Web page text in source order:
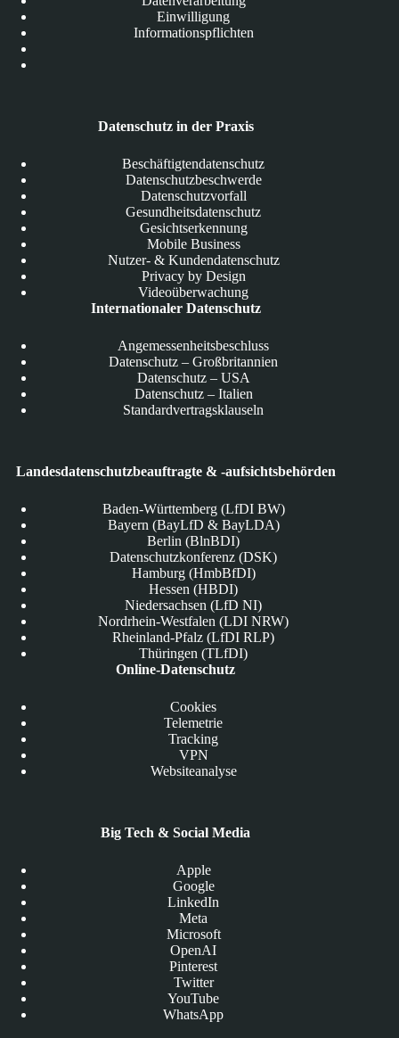
Einwilligung
Informationspflichten
Datenschutz in der Praxis
Beschäftigtendatenschutz
Datenschutzbeschwerde
Datenschutzvorfall
Gesundheitsdatenschutz
Gesichtserkennung
Mobile Business
Nutzer- & Kundendatenschutz
Privacy by Design
Videoüberwachung
Internationaler Datenschutz
Angemessenheitsbeschluss
Datenschutz – Großbritannien
Datenschutz – USA
Datenschutz – Italien
Standardvertragsklauseln
Landesdatenschutzbeauftragte & -aufsichtsbehörden
Baden-Württemberg (LfDI BW)
Bayern (BayLfD & BayLDA)
Berlin (BlnBDI)
Datenschutzkonferenz (DSK)
Hamburg (HmbBfDI)
Hessen (HBDI)
Niedersachsen (LfD NI)
Nordrhein-Westfalen (LDI NRW)
Rheinland-Pfalz (LfDI RLP)
Thüringen (TLfDI)
Online-Datenschutz
Cookies
Telemetrie
Tracking
VPN
Websiteanalyse
Big Tech & Social Media
Apple
Google
LinkedIn
Meta
Microsoft
OpenAI
Pinterest
Twitter
YouTube
WhatsApp